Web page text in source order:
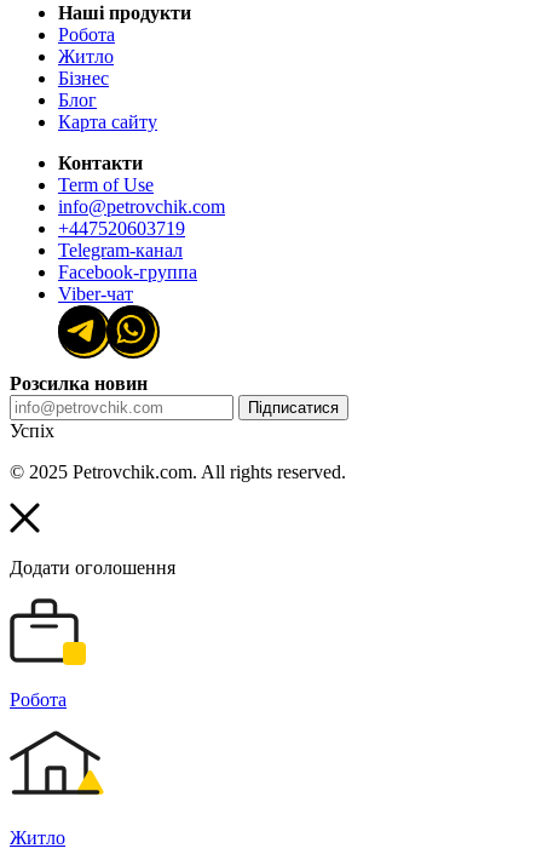
Наші продукти
Робота
Житло
Бізнес
Блог
Карта сайту
Контакти
Term of Use
info@petrovchik.com
+447520603719
Telegram-канал
Facebook-группа
Viber-чат
Розсилка новин
Підписатися
Успіх
© 2025 Petrovchik.com. All rights reserved.
Додати оголошення
Робота
Житло